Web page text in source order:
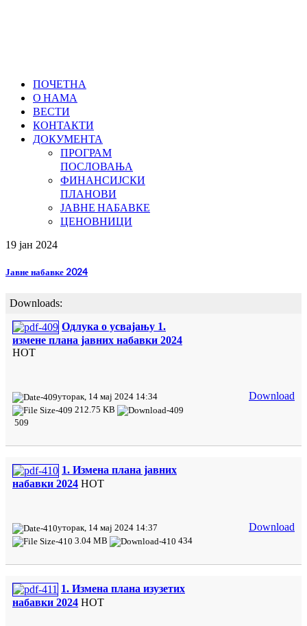
ПОЧЕТНА
О НАМА
ВЕСТИ
КОНТАКТИ
ДОКУМЕНТА
ПРОГРАМ
ПОСЛОВАЊА
ФИНАНСИЈСКИ
ПЛАНОВИ
ЈАВНЕ НАБАВКЕ
ЦЕНОВНИЦИ
19 јан 2024
Јавне набавке 2024
Downloads:
Одлука о усвајању 1.
измене плана јавних набавки 2024
HOT
уторак, 14 мај 2024 14:34
212.75 KB
509
Download
1. Измена плана јавних
набавки 2024 HOT
уторак, 14 мај 2024 14:37
3.04 MB
434
Download
1. Измена плана изузетих
набавки 2024 HOT